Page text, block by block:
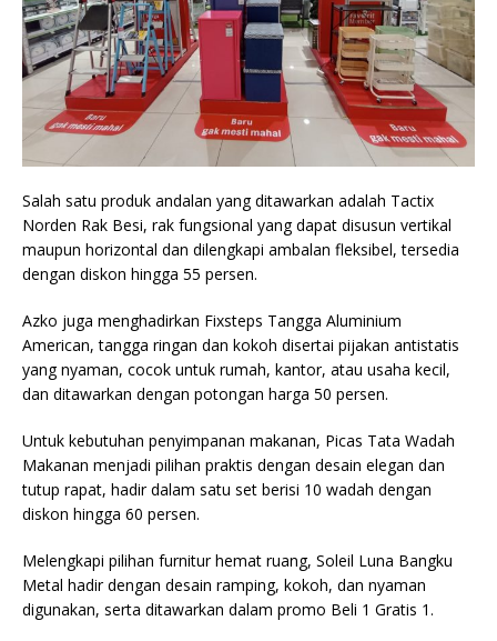
Salah satu produk andalan yang ditawarkan adalah Tactix
Norden Rak Besi, rak fungsional yang dapat disusun vertikal
maupun horizontal dan dilengkapi ambalan fleksibel, tersedia
dengan diskon hingga 55 persen.
Azko juga menghadirkan Fixsteps Tangga Aluminium
American, tangga ringan dan kokoh disertai pijakan antistatis
yang nyaman, cocok untuk rumah, kantor, atau usaha kecil,
dan ditawarkan dengan potongan harga 50 persen.
Untuk kebutuhan penyimpanan makanan, Picas Tata Wadah
Makanan menjadi pilihan praktis dengan desain elegan dan
tutup rapat, hadir dalam satu set berisi 10 wadah dengan
diskon hingga 60 persen.
Melengkapi pilihan furnitur hemat ruang, Soleil Luna Bangku
Metal hadir dengan desain ramping, kokoh, dan nyaman
digunakan, serta ditawarkan dalam promo Beli 1 Gratis 1.